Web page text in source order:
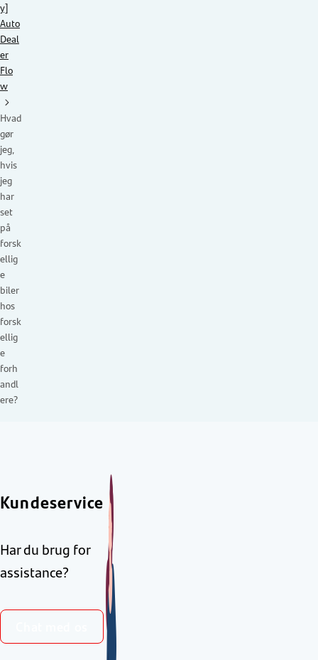
y]
Auto
Deal
er
Flo
w
Hvad
gør
jeg,
hvis
jeg
har
set
på
forsk
ellig
e
biler
hos
forsk
ellig
e
forh
andl
ere?
Kundeservice
Har du brug for
assistance?